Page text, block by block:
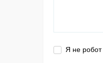
Я не робот